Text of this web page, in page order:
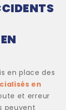
en place des
en
et erreur
peuvent